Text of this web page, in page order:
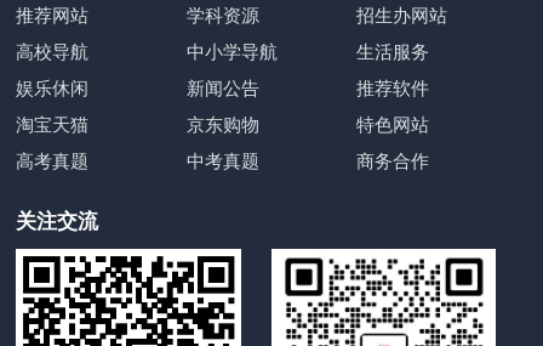
推荐网站 学科资源
招生办网站
高校导航
中小学导航
生活服务
娱乐休闲
新闻公告
推荐软件
淘宝天猫
京东购物
特色网站
高考真题
中考真题 商务合作
关注交流